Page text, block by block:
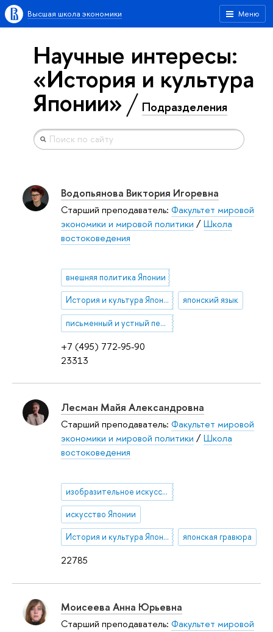
Меню
Высшая школа экономики
Научные интересы:
«История и культура
Японии» Подразделения
+7 (495) 772-95-90
23313
Водопьянова Виктория Игоревна
Старший преподаватель: Факультет мировой
экономики и мировой политики /Школа
востоковедения
внешняя политика Японии
История и культура Японии японский язык
письменный и устный перевод
22785
Лесман Майя Александровна
Старший преподаватель: Факультет мировой
экономики и мировой политики /Школа
востоковедения
изобразительное искусство
искусство Японии
История и культура Японии японская гравюра
Моисеева Анна Юрьевна
Старший преподаватель: Факультет мировой